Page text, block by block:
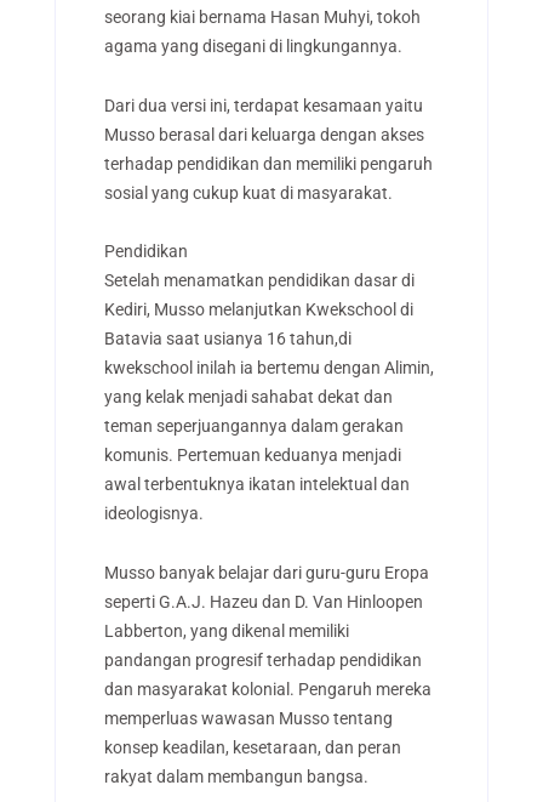
seorang kiai bernama Hasan Muhyi, tokoh
agama yang disegani di lingkungannya.
Dari dua versi ini, terdapat kesamaan yaitu
Musso berasal dari keluarga dengan akses
terhadap pendidikan dan memiliki pengaruh
sosial yang cukup kuat di masyarakat.
Pendidikan
Setelah menamatkan pendidikan dasar di
Kediri, Musso melanjutkan Kwekschool di
Batavia saat usianya 16 tahun,di
kwekschool inilah ia bertemu dengan Alimin,
yang kelak menjadi sahabat dekat dan
teman seperjuangannya dalam gerakan
komunis. Pertemuan keduanya menjadi
awal terbentuknya ikatan intelektual dan
ideologisnya.
Musso banyak belajar dari guru-guru Eropa
seperti G.A.J. Hazeu dan D. Van Hinloopen
Labberton, yang dikenal memiliki
pandangan progresif terhadap pendidikan
dan masyarakat kolonial. Pengaruh mereka
memperluas wawasan Musso tentang
konsep keadilan, kesetaraan, dan peran
rakyat dalam membangun bangsa.